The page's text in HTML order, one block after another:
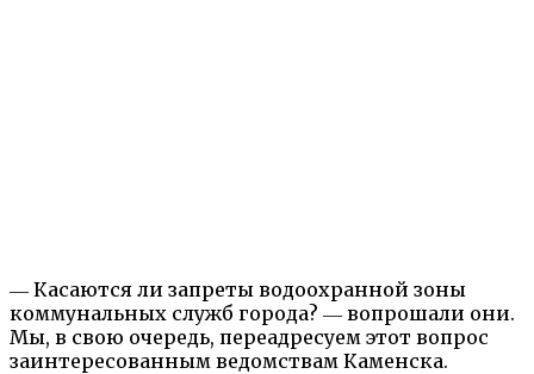
― Касаются ли запреты водоохранной зоны
коммунальных служб города? ― вопрошали они.
Мы, в свою очередь, переадресуем этот вопрос
заинтересованным ведомствам Каменска.